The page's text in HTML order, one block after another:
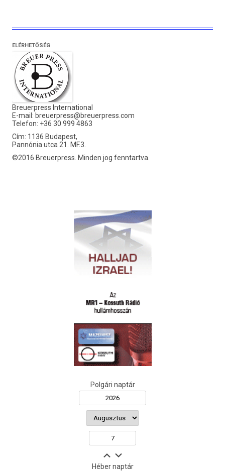
ELÉRHETŐSÉG
Breuerpress International
E-mail: breuerpress@breuerpress.com
Telefon: +36 30 999 4863
Cím: 1136 Budapest,
Pannónia utca 21. MF.3.
©2016 Breuerpress. Minden jog fenntartva.
Polgári naptár
Héber naptár